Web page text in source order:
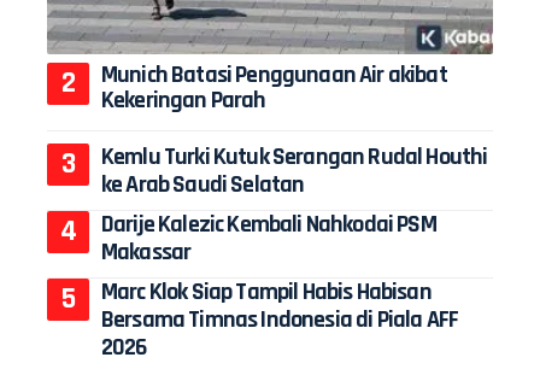
Munich Batasi Penggunaan Air akibat
Kekeringan Parah
Kemlu Turki Kutuk Serangan Rudal Houthi
ke Arab Saudi Selatan
Darije Kalezic Kembali Nahkodai PSM
Makassar
Marc Klok Siap Tampil Habis Habisan
Bersama Timnas Indonesia di Piala AFF
2026